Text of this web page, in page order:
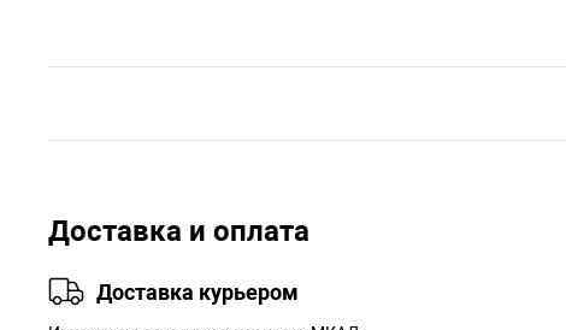
Доставка и оплата
Доставка курьером